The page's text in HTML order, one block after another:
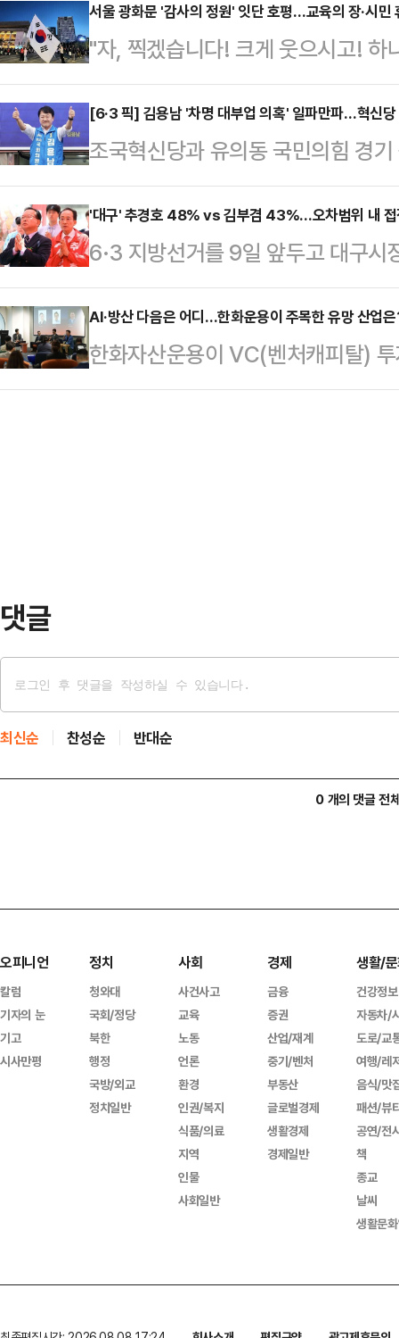
한 비용 청구에 맞서 글로벌 선사들
서는 수백만 달러 규모의 배상 명령
르면 삼성전자 미국법인
대만계 해운사 완하이 라인(Wan
회(FMC)에 고소장을 접수했다.
서울 광화문 '감사의 정원' 잇단 호평…교육의 장·시
"자, 찍겠습니다! 크게 웃으시고!
쪽으로 완전히 넘어간 서울 광화문
여 대형 태극기를 배경으로 감사의
을 촬영·제공해주고 있었다.가로
가로 4.5m·세로 3m 크기의 '1호'
로 시민들은 봄날의 추억과 함께
다.이번 이벤트를 기획한 장용주씨
[6·3 픽] 김용남 '차명 대부업 의혹' 일파만파…혁신
조국혁신당과 유의동 국민의힘 경
주당 후보의 '차명 대부업체 운영'
신당은 "국민의힘 조차도 손사래를
가면서 '국민의힘 제로'를 외치는
후보의 해명과 후보직 사퇴를 촉구
상임선대위원장은 25일 경기 평택
선거사무소에서 열린 중앙선대위
진영의 맏형답게 김용남 후보에게…
'대구' 추경호 48% vs 김부겸 43%…오차범위 내
6·3 지방선거를 9일 앞두고 대구시
추경호 국민의힘 후보가 오차범위
이 리얼미터에 의뢰해 지난 22~23일 무선
구시장 후보 지지도 조사 결과, 김
두 후보 간 격차는 5%p로 오차범
AI·방산 다음은 어디…한화운용이 주목한 유망 산업
한화자산운용이 VC(벤처캐피탈)
확대 의지를 드러냈다.인공지능
댓글
최신순 찬성순 반대순
0 개의 댓글 전
오피니언
칼럼
기자의 눈
기고
시사만평
정치
청와대
국회/정당
북한
행정
국방/외교
정치일반
사회
사건사고
교육
노동
언론
환경
인권/복지
식품/의료
지역
인물
사회일반
경제
금융
증권
산업/재계
중기/벤처
부동산
글로벌경제
생활경제
경제일반
생활/
건강정보
자동차/
도로/교
여행/레
음식/맛
패션/뷰
공연/전
책
종교
날씨
생활문